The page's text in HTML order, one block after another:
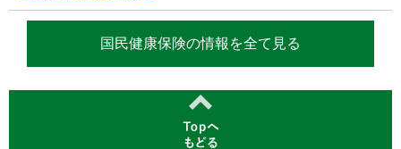
国民健康保険の情報を全て見る